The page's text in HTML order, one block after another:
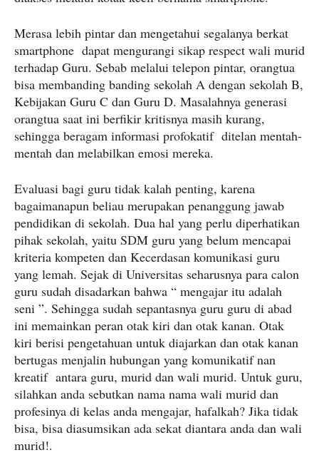
Merasa lebih pintar dan mengetahui segalanya berkat
smartphone dapat mengurangi sikap respect wali murid
terhadap Guru. Sebab melalui telepon pintar, orangtua
bisa membanding banding sekolah A dengan sekolah B,
Kebijakan Guru C dan Guru D. Masalahnya generasi
orangtua saat ini berfikir kritisnya masih kurang,
sehingga beragam informasi profokatif ditelan mentah-
mentah dan melabilkan emosi mereka.
Evaluasi bagi guru tidak kalah penting, karena
bagaimanapun beliau merupakan penanggung jawab
pendidikan di sekolah. Dua hal yang perlu diperhatikan
pihak sekolah, yaitu SDM guru yang belum mencapai
kriteria kompeten dan Kecerdasan komunikasi guru
yang lemah. Sejak di Universitas seharusnya para calon
guru sudah disadarkan bahwa “ mengajar itu adalah
seni ”. Sehingga sudah sepantasnya guru guru di abad
ini memainkan peran otak kiri dan otak kanan. Otak
kiri berisi pengetahuan untuk diajarkan dan otak kanan
bertugas menjalin hubungan yang komunikatif nan
kreatif antara guru, murid dan wali murid. Untuk guru,
silahkan anda sebutkan nama nama wali murid dan
profesinya di kelas anda mengajar, hafalkah? Jika tidak
bisa, bisa diasumsikan ada sekat diantara anda dan wali
murid!.